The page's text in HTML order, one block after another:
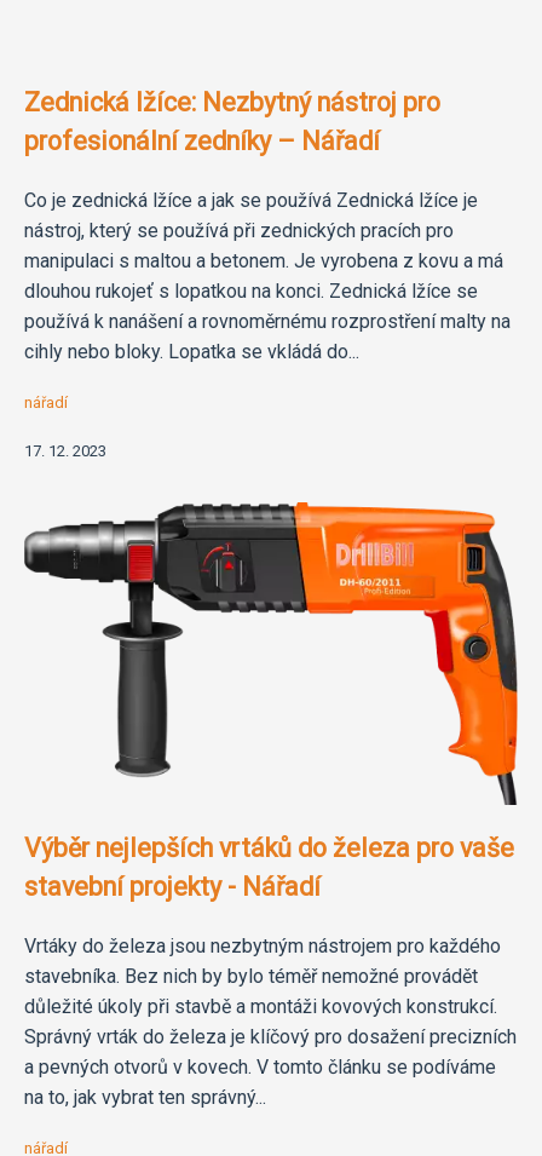
Zednická lžíce: Nezbytný nástroj pro
profesionální zedníky – Nářadí
Co je zednická lžíce a jak se používá Zednická lžíce je
nástroj, který se používá při zednických pracích pro
manipulaci s maltou a betonem. Je vyrobena z kovu a má
dlouhou rukojeť s lopatkou na konci. Zednická lžíce se
používá k nanášení a rovnoměrnému rozprostření malty na
cihly nebo bloky. Lopatka se vkládá do...
nářadí
17. 12. 2023
Výběr nejlepších vrtáků do železa pro vaše
stavební projekty - Nářadí
Vrtáky do železa jsou nezbytným nástrojem pro každého
stavebníka. Bez nich by bylo téměř nemožné provádět
důležité úkoly při stavbě a montáži kovových konstrukcí.
Správný vrták do železa je klíčový pro dosažení precizních
a pevných otvorů v kovech. V tomto článku se podíváme
na to, jak vybrat ten správný...
nářadí